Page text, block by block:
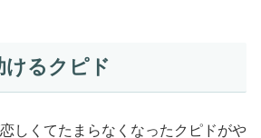
るクピド
しくてたまらなくなったクピドがや